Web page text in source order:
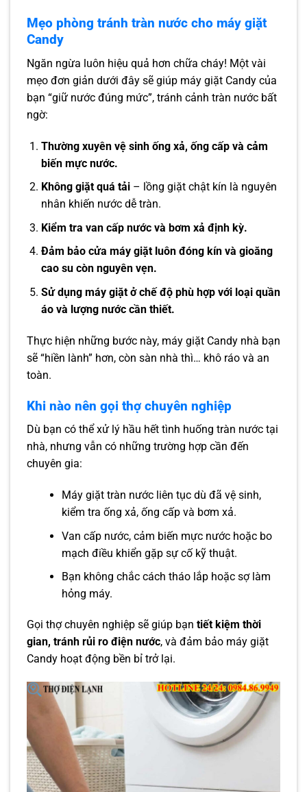
Mẹo phòng tránh tràn nước cho máy giặt
Candy
Ngăn ngừa luôn hiệu quả hơn chữa cháy! Một vài
mẹo đơn giản dưới đây sẽ giúp máy giặt Candy của
bạn “giữ nước đúng mức”, tránh cảnh tràn nước bất
ngờ:
Thường xuyên vệ sinh ống xả, ống cấp và cảm
biến mực nước.
Không giặt quá tải– lồng giặt chật kín là nguyên
nhân khiến nước dễ tràn.
Kiểm tra van cấp nước và bơm xả định kỳ.
Đảm bảo cửa máy giặt luôn đóng kín và gioăng
cao su còn nguyên vẹn.
Sử dụng máy giặt ở chế độ phù hợp với loại quần
áo và lượng nước cần thiết.
Thực hiện những bước này, máy giặt Candy nhà bạn
sẽ “hiền lành” hơn, còn sàn nhà thì… khô ráo và an
toàn.
Khi nào nên gọi thợ chuyên nghiệp
Dù bạn có thể xử lý hầu hết tình huống tràn nước tại
nhà, nhưng vẫn có những trường hợp cần đến
chuyên gia:
Máy giặt tràn nước liên tục dù đã vệ sinh,
kiểm tra ống xả, ống cấp và bơm xả.
Van cấp nước, cảm biến mực nước hoặc bo
mạch điều khiển gặp sự cố kỹ thuật.
Bạn không chắc cách tháo lắp hoặc sợ làm
hỏng máy.
Gọi thợ chuyên nghiệp sẽ giúp bạn tiết kiệm thời
gian, tránh rủi ro điện nước, và đảm bảo máy giặt
Candy hoạt động bền bỉ trở lại.